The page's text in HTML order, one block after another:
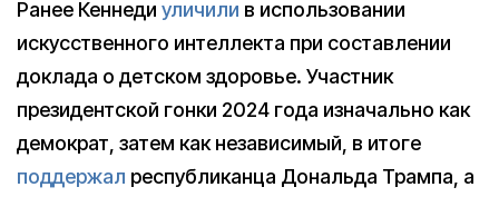
Ранее Кеннеди уличили в использовании
искусственного интеллекта при составлении
доклада о детском здоровье. Участник
президентской гонки 2024 года изначально как
демократ, затем как независимый, в итоге
поддержал республиканца Дональда Трампа, а